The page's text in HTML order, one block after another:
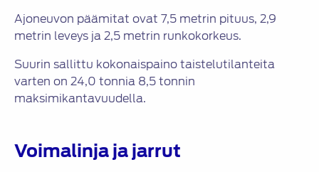
Ajoneuvon päämitat ovat 7,5 metrin pituus, 2,9
metrin leveys ja 2,5 metrin runkokorkeus.
Suurin sallittu kokonaispaino taistelutilanteita
varten on 24,0 tonnia 8,5 tonnin
maksimikantavuudella.
Voimalinja ja jarrut